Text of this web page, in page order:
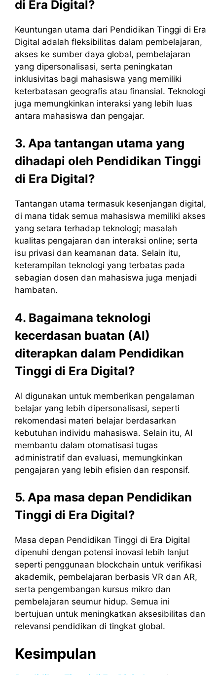
di Era Digital?
Keuntungan utama dari Pendidikan Tinggi di Era
Digital adalah fleksibilitas dalam pembelajaran,
akses ke sumber daya global, pembelajaran
yang dipersonalisasi, serta peningkatan
inklusivitas bagi mahasiswa yang memiliki
keterbatasan geografis atau finansial. Teknologi
juga memungkinkan interaksi yang lebih luas
antara mahasiswa dan pengajar.
3. Apa tantangan utama yang
dihadapi oleh Pendidikan Tinggi
di Era Digital?
Tantangan utama termasuk kesenjangan digital,
di mana tidak semua mahasiswa memiliki akses
yang setara terhadap teknologi; masalah
kualitas pengajaran dan interaksi online; serta
isu privasi dan keamanan data. Selain itu,
keterampilan teknologi yang terbatas pada
sebagian dosen dan mahasiswa juga menjadi
hambatan.
4. Bagaimana teknologi
kecerdasan buatan (AI)
diterapkan dalam Pendidikan
Tinggi di Era Digital?
AI digunakan untuk memberikan pengalaman
belajar yang lebih dipersonalisasi, seperti
rekomendasi materi belajar berdasarkan
kebutuhan individu mahasiswa. Selain itu, AI
membantu dalam otomatisasi tugas
administratif dan evaluasi, memungkinkan
pengajaran yang lebih efisien dan responsif.
5. Apa masa depan Pendidikan
Tinggi di Era Digital?
Masa depan Pendidikan Tinggi di Era Digital
dipenuhi dengan potensi inovasi lebih lanjut
seperti penggunaan blockchain untuk verifikasi
akademik, pembelajaran berbasis VR dan AR,
serta pengembangan kursus mikro dan
pembelajaran seumur hidup. Semua ini
bertujuan untuk meningkatkan aksesibilitas dan
relevansi pendidikan di tingkat global.
Kesimpulan